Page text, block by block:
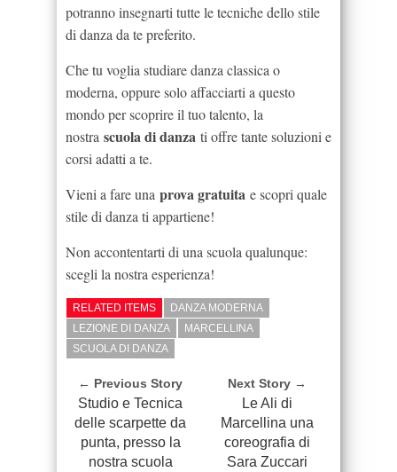
potranno insegnarti tutte le tecniche dello stile
di danza da te preferito.
Che tu voglia studiare danza classica o
moderna, oppure solo affacciarti a questo
mondo per scoprire il tuo talento, la
nostra scuola di danza ti offre tante soluzioni e
corsi adatti a te.
Vieni a fare una prova gratuita e scopri quale
stile di danza ti appartiene!
Non accontentarti di una scuola qualunque:
scegli la nostra esperienza!
RELATED ITEMS
DANZA MODERNA
LEZIONE DI DANZA
MARCELLINA
SCUOLA DI DANZA
← Previous Story
Studio e Tecnica
delle scarpette da
punta, presso la
nostra scuola
Next Story →
Le Ali di
Marcellina una
coreografia di
Sara Zuccari